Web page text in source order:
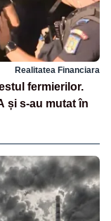
Realitatea Financiara
fermierilor.
și s-au mutat în